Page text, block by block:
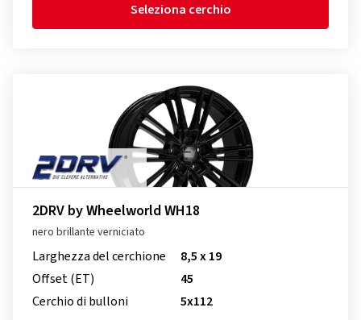
Seleziona cerchio
2DRV by Wheelworld WH18
nero brillante verniciato
Larghezza del cerchione
8,5 x 19
Offset (ET)
45
Cerchio di bulloni
5x112